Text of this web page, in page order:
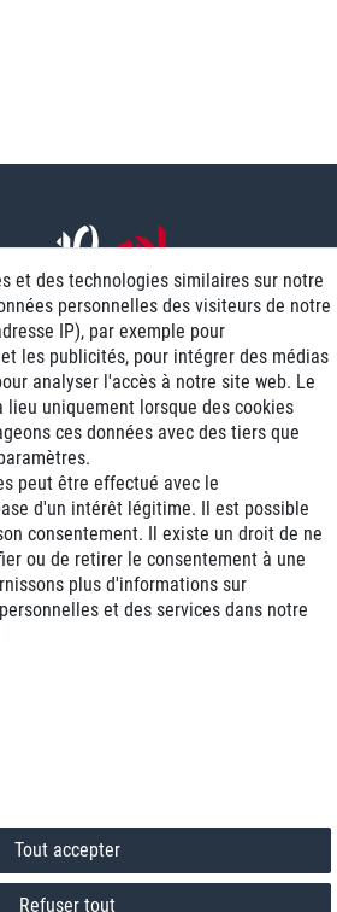
Livraison J+1
d'expédition réduits
avec garantie
1 70 99 07 94 *
aux tarifs locaux du lundi au vendredi de 9h à 18h.
et des technologies similaires sur notre
personnelles des visiteurs de notre
IP), par exemple pour
les publicités, pour intégrer des médias
analyser l'accès à notre site web. Le
uniquement lorsque des cookies
ces données avec des tiers que
peut être effectué avec le
d'un intérêt légitime. Il est possible
consentement. Il existe un droit de ne
ou de retirer le consentement à une
plus d'informations sur
et des services dans notre
Tout accepter
Refuser tout